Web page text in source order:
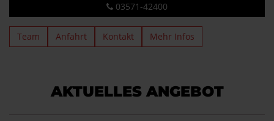
03571-42400
Team Anfahrt Kontakt Mehr Infos
AKTUELLES ANGEBOT